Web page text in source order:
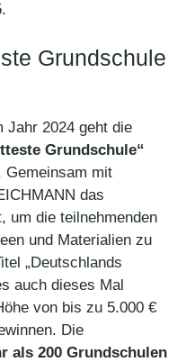
Grundschule
Jahr 2024 geht die
Grundschule“
Gemeinsam mit
das
um die teilnehmenden
und Materialien zu
„Deutschlands
auch dieses Mal
von bis zu 5.000 €
Die
als 200 Grundschulen